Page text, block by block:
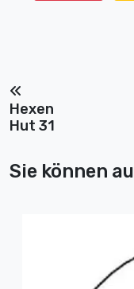
Hexen
Hut 31
Sie können